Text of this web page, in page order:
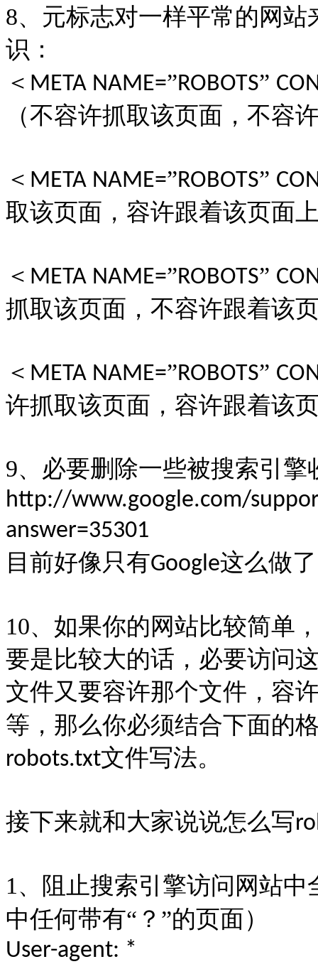
8、元标志对一样平常的网
识：
＜ META NAME=”ROBOTS”
（不容许抓取该页面，不容
＜ META NAME=”ROBOTS”
取该页面，容许跟着该页面
＜ META NAME=”ROBOTS”
抓取该页面，不容许跟着该
＜ META NAME=”ROBOTS”
许抓取该页面，容许跟着该
9、必要删除一些被搜索引
http://www.google.com/
answer=35301
目前好像只有Google这么做了
10、如果你的网站比较简单
要是比较大的话，必要访问
文件又要容许那个文件，容
等，那么你必须结合下面的
robots.txt文件写法。
接下来就和大家说说怎么写
1、阻止搜索引擎访问网站
中任何带有“？”的页面）
User-agent: *